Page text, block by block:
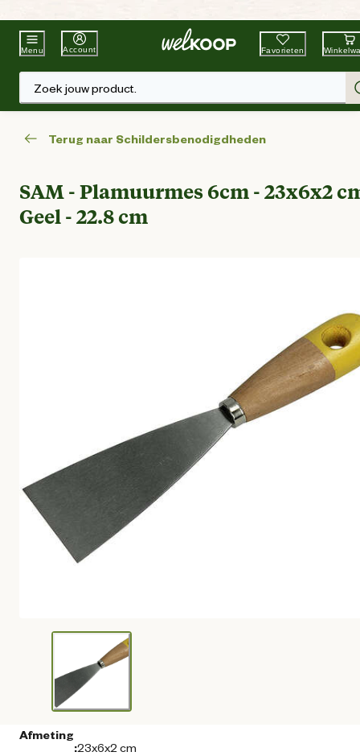
Beste WinkelketenTuin & Dier
Menu Account Favorieten
Zoek jouw product.
Terug naar Schildersbenodigdheden
SAM - Plamuurmes 6cm - 23x6x2
Geel - 22.8 cm
Afmeting
:23x6x2 cm